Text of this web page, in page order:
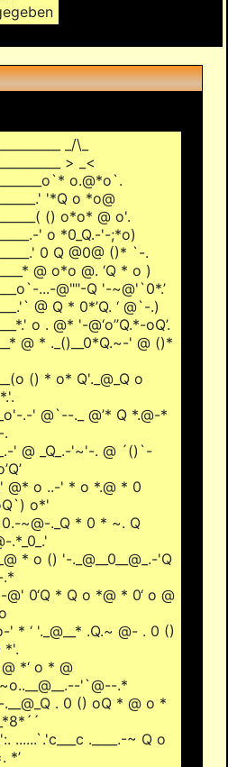
_/\_
> _<
o.@*o`.
'*Q o *o@
() o*o* @ o'.
' o *0_Q.-'-;*o)
0 Q @0@ ()* `-.
@ o*o @. ‘Q * o )
...-@""-Q '-~@'`0*.’
@ Q * 0*’Q. ‘ @`-.)
o . @* '-@‘o’’Q.*-oQ’.
@ * ._()__0*Q.~-' @ ()*
() * o* Q'._@_Q o
.-' @`--._ @’* Q *.@-*
' @ _Q_.-'~'-. @ ´()`-
@* o ..-' * o *.@ * 0
o*'
0.-~@-._Q * 0 * ~. Q
.*_0_.'
* o () '-._@__0__@_.-'Q
@' 0‘Q * Q o *@ * 0‘ o @
' * ‘ '._@__* .Q.~ @- . 0 ()
*'.
@ *‘ o * @
'`@--.*
.__@_Q . 0 () oQ * @ o *
......`.'c___c .____.-~ Q o
*’